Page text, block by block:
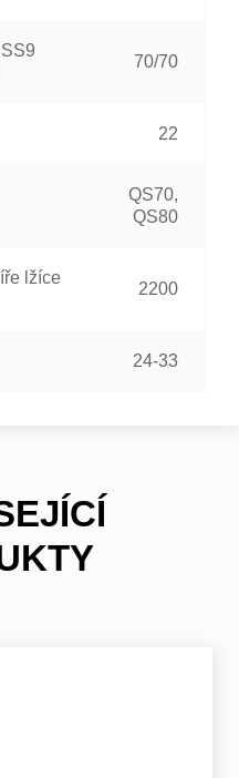
70/70
22
QS70,
QS80
lžíce
2200
24-33